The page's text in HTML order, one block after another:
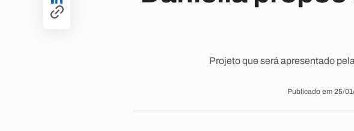
Projeto que será apresentado
Publicado em 25/